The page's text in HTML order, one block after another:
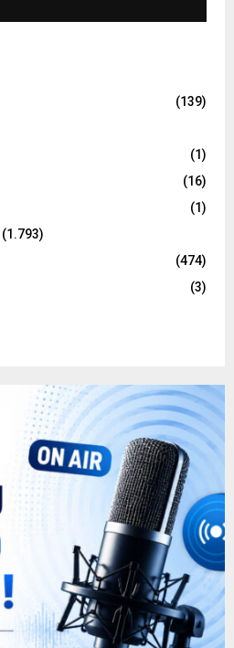
(139)
(1)
(16)
(1)
(1.793)
(474)
(3)